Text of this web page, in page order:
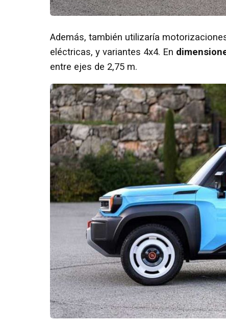
Además, también utilizaría
eléctricas, y variantes 4x4. En
entre ejes de 2,75 m.